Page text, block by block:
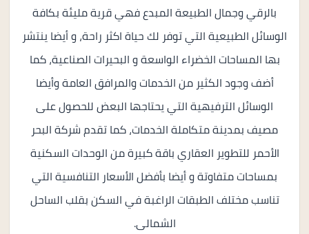
بالرقي وجمال الطبيعة المبدع فهي قرية مليئة بكافة
الوسائل الطبيعية التي توفر لك حياة اكثر راحة، و أيضا ينتشر
بها المساحات الخضراء الواسعة و البحيرات الصناعية، كما
أضف وجود الكثير من الخدمات والمرافق العامة وأيضا
الوسائل الترفيهية التي يحتاجها البعض للحصول على
مصيف بمدينة متكاملة الخدمات، كما تقدم شركة البحر
الأحمر للتطوير العقاري باقة كبيرة من الوحدات السكنية
بمساحات متفاوتة و أيضا بأفضل الأسعار التنافسية التي
تناسب مختلف الطبقات الراغبة في السكن بقلب الساحل
الشمالى.